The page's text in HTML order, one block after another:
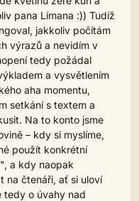
pana Límana :)) Tudíž
jakkoliv počítám
výrazů a nevidím v
tedy požádal
a vysvětlením
aha momentu,
setkání s textem a
Na to konto jsme
– kdy si myslíme,
použít konkrétní
a kdy naopak
na čtenáři, ať si uloví
tedy o úvahy nad